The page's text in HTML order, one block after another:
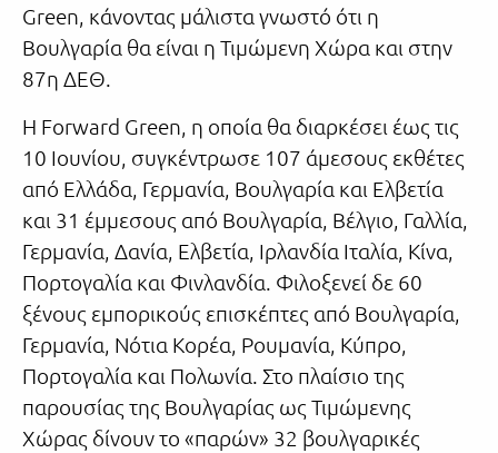
Green, κάνοντας μάλιστα γνωστό ότι η
Βουλγαρία θα είναι η Τιμώμενη Χώρα και στην
87η ΔΕΘ.
Η Forward Green, η οποία θα διαρκέσει έως τις
10 Ιουνίου, συγκέντρωσε 107 άμεσους εκθέτες
από Ελλάδα, Γερμανία, Βουλγαρία και Ελβετία
και 31 έμμεσους από Βουλγαρία, Βέλγιο, Γαλλία,
Γερμανία, Δανία, Ελβετία, Ιρλανδία Ιταλία, Κίνα,
Πορτογαλία και Φινλανδία. Φιλοξενεί δε 60
ξένους εμπορικούς επισκέπτες από Βουλγαρία,
Γερμανία, Νότια Κορέα, Ρουμανία, Κύπρο,
Πορτογαλία και Πολωνία. Στο πλαίσιο της
παρουσίας της Βουλγαρίας ως Τιμώμενης
Χώρας δίνουν το «παρών» 32 βουλγαρικές